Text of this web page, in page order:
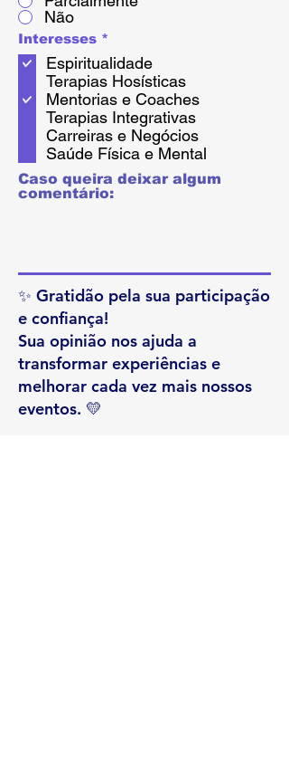
Não
Interesses *
l
g
a
o
r
i
o
Espiritualidade
Terapias Hosísticas
Mentorias e Coaches
Terapias Integrativas
Carreiras e Negócios
Saúde Física e Mental
Caso queira deixar algum
comentário:
✨ Gratidão pela sua participação
e confiança!
Sua opinião nos ajuda a
transformar experiências e
melhorar cada vez mais nossos
eventos. 💛